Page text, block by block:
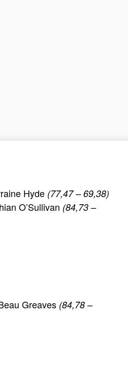
Hyde (77,47 – 69,38)
O’Sullivan (84,73 –
Greaves (84,78 –